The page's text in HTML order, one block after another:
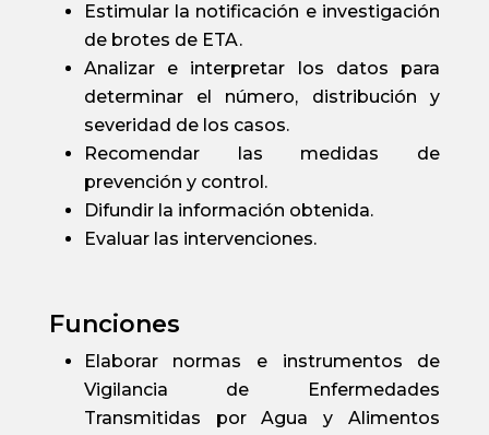
Estimular la notificación e investigación
de brotes de ETA.
Analizar e interpretar los datos para
determinar el número, distribución y
severidad de los casos.
Recomendar las medidas de
prevención y control.
Difundir la información obtenida.
Evaluar las intervenciones.
Funciones
Elaborar normas e instrumentos de
Vigilancia de Enfermedades
Transmitidas por Agua y Alimentos